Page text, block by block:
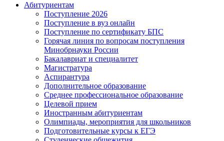
Абитуриентам
Поступление 2026
Поступление в вуз онлайн
Поступление по сертификату БПС
Горячая линия по вопросам поступления
Минобрнауки России
Бакалавриат и специалитет
Магистратура
Аспирантура
Дополнительное образование
Среднее профессиональное образование
Целевой прием
Иностранным абитуриентам
Олимпиады, мероприятия для школьников
Подготовительные курсы к ЕГЭ